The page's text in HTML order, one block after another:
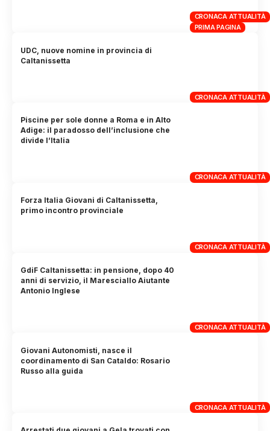
CRONACA ATTUALITÀ
PRIMA PAGINA
CRONACA ATTUALITÀ
UDC, nuove nomine in provincia di
Caltanissetta
CRONACA ATTUALITÀ
Piscine per sole donne a Roma e in Alto
Adige: il paradosso dell’inclusione che
divide l’Italia
CRONACA ATTUALITÀ
Forza Italia Giovani di Caltanissetta,
primo incontro provinciale
CRONACA ATTUALITÀ
GdiF Caltanissetta: in pensione, dopo 40
anni di servizio, il Maresciallo Aiutante
Antonio Inglese
CRONACA ATTUALITÀ
Giovani Autonomisti, nasce il
coordinamento di San Cataldo: Rosario
Russo alla guida